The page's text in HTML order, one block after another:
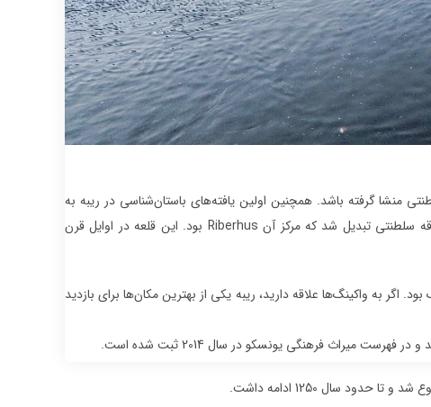
منشا گرفته باشد. همچنین اولین یافته‌های باستان‌شناسی در ریبه به
قرن هشتم برمیگردد. ریبه در قرون وسطی به یک بندر پر رونق و استراحتگاه مورد علاقه سلطنتی تبدیل شد که مرکز آن Riberhus بود. این قلعه در اوایل قرن
اگر به واکینگ‌ها علاقه دارید، ریبه یکی از بهترین مکان‌ها برای بازدید
میراث فرهنگی یونسکو در سال 2014 ثبت شده است.